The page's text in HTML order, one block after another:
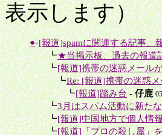
表示します）
●-[報道]spamに関連する記事、
＋┗★当掲示板、過去の報道
＋┗[報道]携帯の迷惑メール
＋＋┗Re: [報道]携帯の迷惑
＋＋＋┗[報道]踏み台-仔鹿
＋┗3月はスパム活動に新た
＋┗[報道]中国地方で個人情
＋┗[報道]「プロの殺し屋」